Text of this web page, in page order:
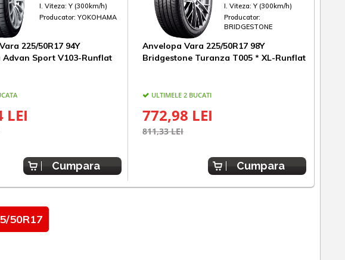
I. Viteza:Y (300km/h)
Producator:YOKOHAMA
225/50R17 94Y
Advan Sport V103-Runflat
LEI
Cumpara
I. Viteza:Y (300km/h)
Producator:
BRIDGESTONE
Anvelopa Vara 225/50R17 98Y
Bridgestone Turanza T005 * XL-Runflat
ULTIMELE 2 BUCATI
772,98 LEI
811,33 LEI
Cumpara
50R17